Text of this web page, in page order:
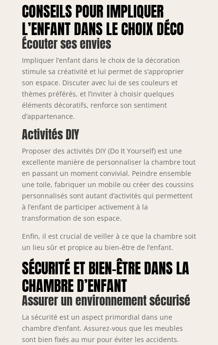
CONSEILS POUR IMPLIQUER
L’ENFANT DANS LE CHOIX DÉCO
Écouter ses envies
Impliquer l’enfant dans le choix de la décoration
stimule sa créativité et lui permet de s’approprier
son espace. Discuter avec lui de ses couleurs et
thèmes préférés, et l’inviter à choisir quelques
éléments décoratifs, renforce son sentiment
d’appartenance.
Activités DIY
Proposer des activités DIY (Do It Yourself) est une
excellente manière de personnaliser la chambre tout
en passant un moment convivial. Peindre ensemble
une toile, fabriquer un mobile ou créer des coussins
personnalisés sont autant d’activités qui permettent
à l’enfant de participer activement à la
transformation de son espace.
Enfin, il est crucial de veiller à ce que la chambre soit
un lieu sûr et propice au bien-être de l’enfant.
SÉCURITÉ ET BIEN-ÊTRE DANS LA
CHAMBRE D’ENFANT
Assurer un environnement sécurisé
La sécurité est un aspect primordial dans une
chambre d’enfant. Assurez-vous que les meubles
sont bien fixés au mur pour éviter les accidents.